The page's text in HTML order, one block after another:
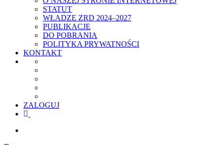
STATUT
WŁADZE ZRD 2024–2027
PUBLIKACJE
DO POBRANIA
POLITYKA PRYWATNOŚCI
KONTAKT
ZALOGUJ
facebook